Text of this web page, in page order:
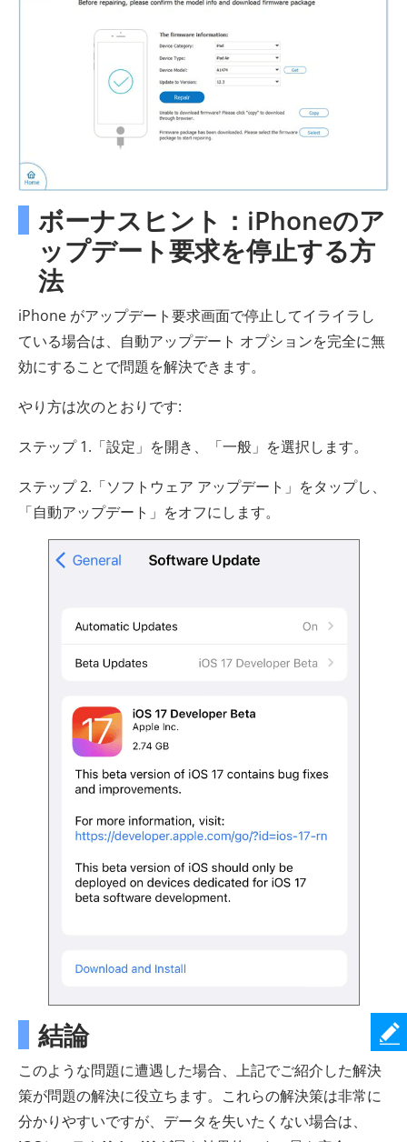
ボーナスヒント：iPhoneのア
ップデート要求を停止する方
法
iPhone がアップデート要求画面で停止してイライラし
ている場合は、自動アップデート オプションを完全に無
効にすることで問題を解決できます。
やり方は次のとおりです:
ステップ 1.「設定」を開き、「一般」を選択します。
ステップ 2.「ソフトウェア アップデート」をタップし、
「自動アップデート」をオフにします。
結論
このような問題に遭遇した場合、上記でご紹介した解決
策が問題の解決に役立ちます。これらの解決策は非常に
分かりやすいですが、データを失いたくない場合は、